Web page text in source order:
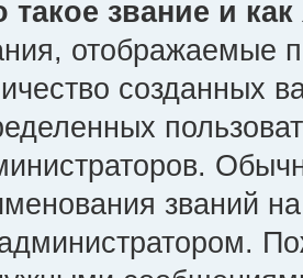
такое звание и
отображаемые
созданных
званий